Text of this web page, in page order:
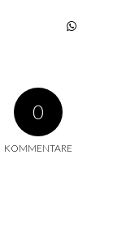
0
KOMMENTARE